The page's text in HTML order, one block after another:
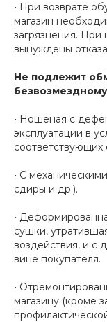
• При возврате
магазин
загрязнения.
вынуждены
Не подлежит
• Ношеная с
эксплуатации в
• С
сдиры и др.).
•
сушки,
воздействия, и с
вине покупателя.
•
магазину (кроме